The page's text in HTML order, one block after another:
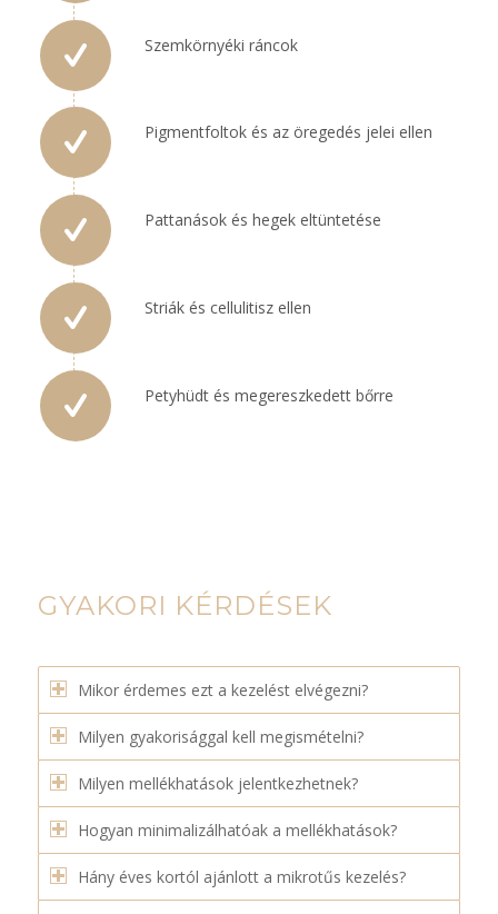
Szemkörnyéki ráncok
Pigmentfoltok és az öregedés jelei ellen
Pattanások és hegek eltüntetése
Striák és cellulitisz ellen
Petyhüdt és megereszkedett bőrre
GYAKORI KÉRDÉSEK
Mikor érdemes ezt a kezelést elvégezni?
Milyen gyakorisággal kell megismételni?
Milyen mellékhatások jelentkezhetnek?
Hogyan minimalizálhatóak a mellékhatások?
Hány éves kortól ajánlott a mikrotűs kezelés?